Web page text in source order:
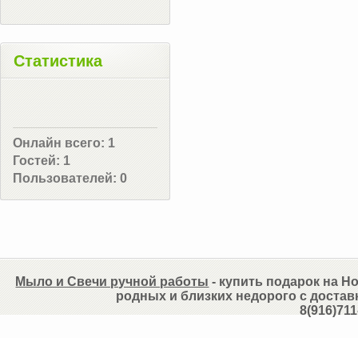
Статистика
Онлайн всего: 1
Гостей: 1
Пользователей: 0
Мыло и Свечи ручной работы - купить подарок на
родных и близких недорого с